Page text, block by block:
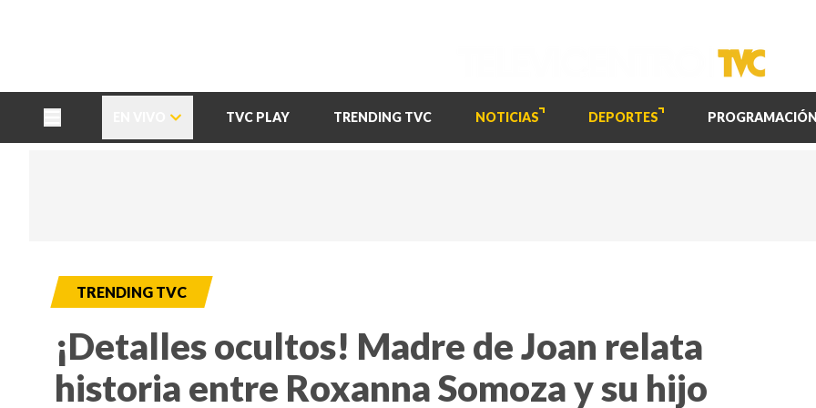
TVC PLAY TRENDING TVC NOTICIAS DEPORTES PROGRAMACIÓN
TRENDING TVC
¡Detalles ocultos! Madre de Joan relata
historia entre Roxanna Somoza y su hijo